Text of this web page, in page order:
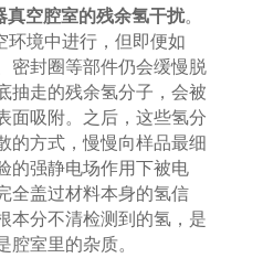
真空腔室的残余氢干扰。
环境中进行，但即便如
密封圈等部件仍会缓慢脱
抽走的残余氢分子，会被
面吸附。之后，这些氢分
的方式，慢慢向样品最细
的强静电场作用下被电
全盖过材料本身的氢信
本分不清检测到的氢，是
室里的杂质。